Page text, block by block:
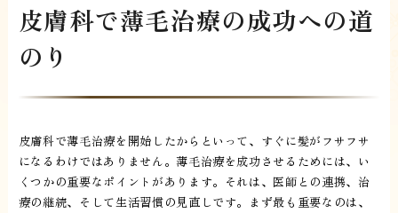
皮膚科で薄毛治療の成功への道
のり
皮膚科で薄毛治療を開始したからといって、すぐに髪がフサフサ
になるわけではありません。薄毛治療を成功させるためには、い
くつかの重要なポイントがあります。それは、医師との連携、治
療の継続、そして生活習慣の見直しです。まず最も重要なのは、